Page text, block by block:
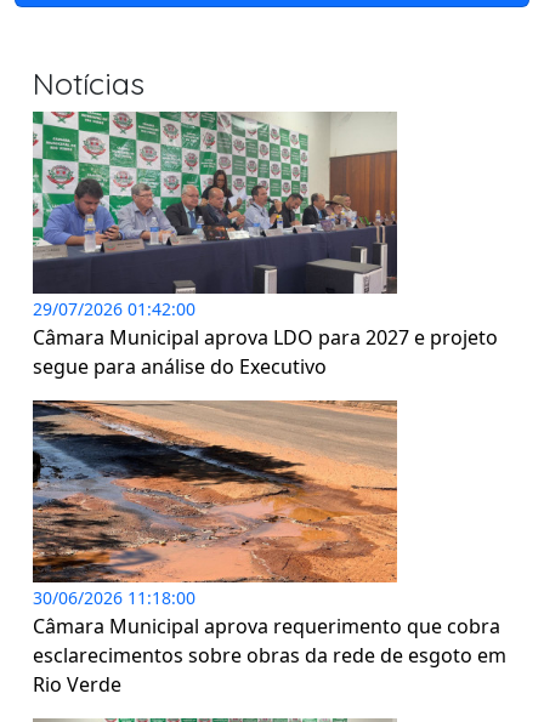
Notícias
29/07/2026 01:42:00
Câmara Municipal aprova LDO para 2027 e projeto
segue para análise do Executivo
30/06/2026 11:18:00
Câmara Municipal aprova requerimento que cobra
esclarecimentos sobre obras da rede de esgoto em
Rio Verde